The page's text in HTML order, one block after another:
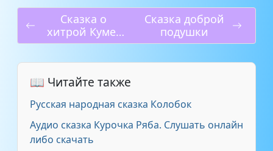
Сказка о
хитрой Куме-
Лисе
Сказка доброй
подушки
📖 Читайте также
Русская народная сказка Колобок
Аудио сказка Курочка Ряба. Слушать онлайн
либо скачать